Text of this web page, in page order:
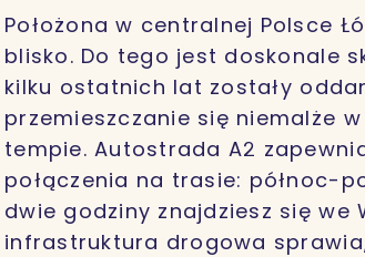
Położona w centralnej Polsce
blisko. Do tego jest doskonale
kilku ostatnich lat zostały
przemieszczanie się niemalże
tempie. Autostrada A2
połączenia na trasie: północ-
dwie godziny znajdziesz się we
infrastruktura drogowa